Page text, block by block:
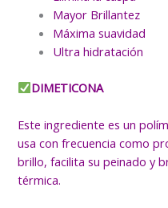
Mayor Brillantez
Máxima suavidad
Ultra hidratación
DIMETICONA
Este ingrediente es un
usa con frecuencia como
brillo, facilita su peinado y
térmica.